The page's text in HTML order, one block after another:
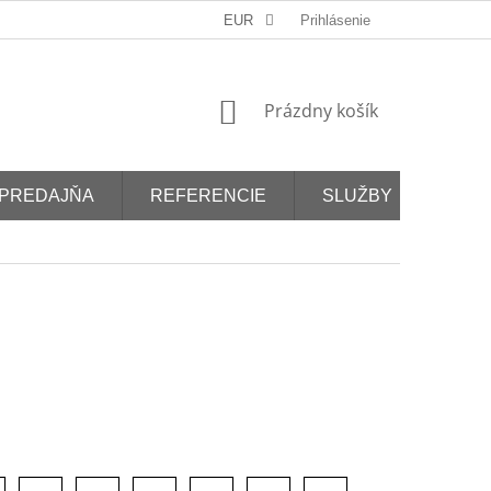
EUR Prihlásenie
NÁKUPNÝ
Prázdny košík
REFERENCIE SLUŽBY